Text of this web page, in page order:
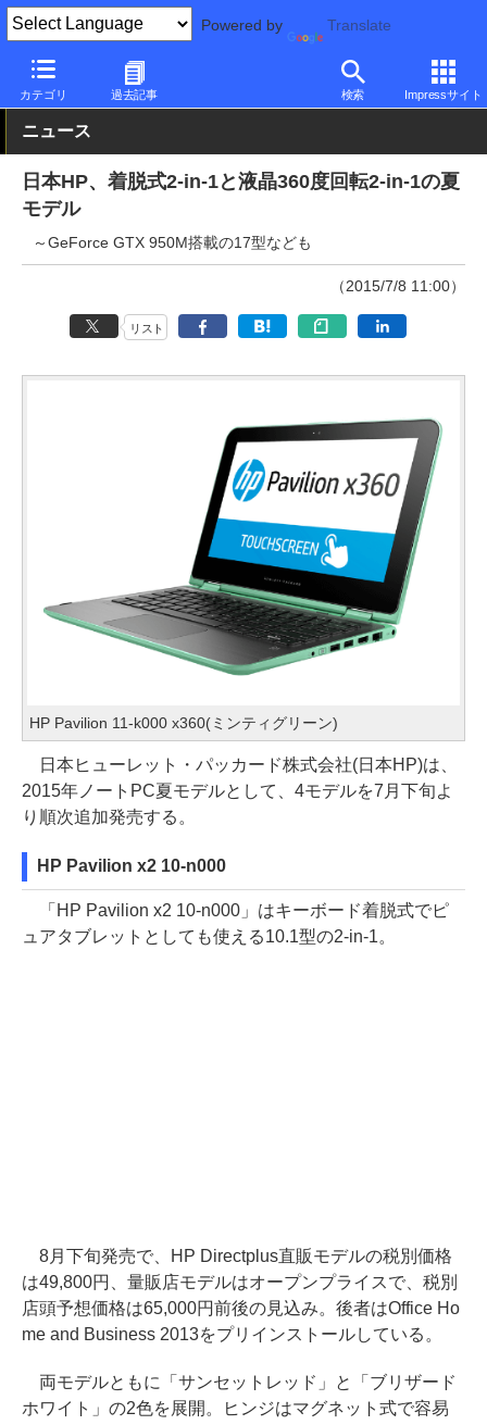
Powered by Translate
カテゴリ 過去記事 検索 Impressサイト
PC Watch パソコン/タブレット/スマートフォン HP
ニュース
日本HP、着脱式2-in-1と液晶360度回転2-in-1の夏
モデル
～GeForce GTX 950M搭載の17型なども
（2015/7/8 11:00）
リスト
HP Pavilion 11-k000 x360(ミンティグリーン)
日本ヒューレット・パッカード株式会社(日本HP)は、
2015年ノートPC夏モデルとして、4モデルを7月下旬よ
り順次追加発売する。
HP Pavilion x2 10-n000
「HP Pavilion x2 10-n000」はキーボード着脱式でピ
ュアタブレットとしても使える10.1型の2-in-1。
8月下旬発売で、HP Directplus直販モデルの税別価格
は49,800円、量販店モデルはオープンプライスで、税別
店頭予想価格は65,000円前後の見込み。後者はOffice Ho
me and Business 2013をプリインストールしている。
両モデルともに「サンセットレッド」と「ブリザード
ホワイト」の2色を展開。ヒンジはマグネット式で容易